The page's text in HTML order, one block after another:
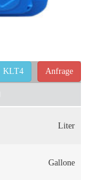
Anfrage
KLT4
Liter
Gallone